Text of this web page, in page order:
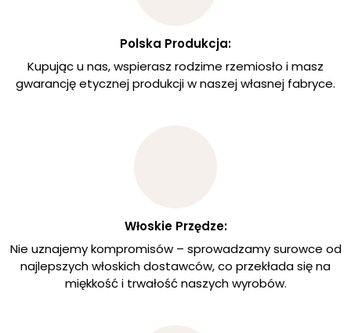
Polska Produkcja:
Kupując u nas, wspierasz rodzime rzemiosło i masz
gwarancję etycznej produkcji w naszej własnej fabryce.
Włoskie Przędze:
Nie uznajemy kompromisów – sprowadzamy surowce od
najlepszych włoskich dostawców, co przekłada się na
miękkość i trwałość naszych wyrobów.